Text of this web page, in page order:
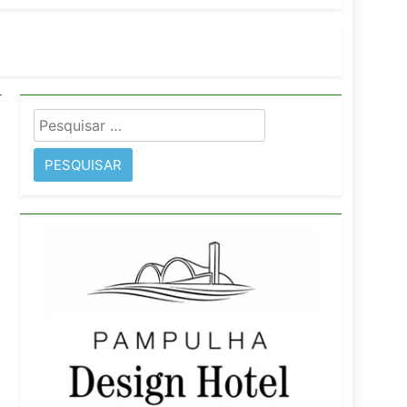
e fortalece infraestrutura
Pesquisar
por: